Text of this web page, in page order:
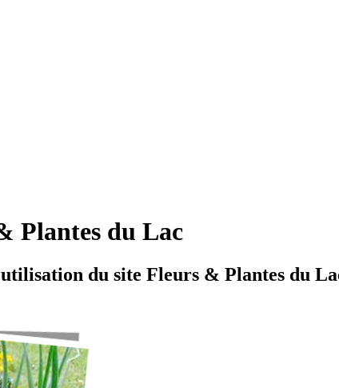
Plantes du Lac
du site Fleurs & Plantes du